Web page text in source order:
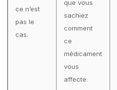
ce n’est
pas le
cas.
que vous
sachiez
comment
ce
médicament
vous
affecte.